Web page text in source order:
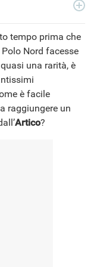
guide e
e di esperti, di
Qui trovate i nostri
e social, audio e
e gadget.
tempo prima che
Nord facesse
una rarità, è
è facile
raggiungere un
Artico?